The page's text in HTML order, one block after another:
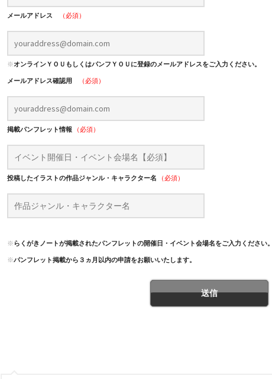
メールアドレス （必須）
※オンラインＹＯＵもしくはパンフＹＯＵに登録のメールアドレスをご入力ください。
メールアドレス確認用
（必須）
掲載パンフレット情報 （必須）
投稿したイラストの作品ジャンル・キャラクター名 （必須）
※ らくがきノートが掲載されたパンフレットの開催日・イベント会場名をご入力ください。
※パンフレット掲載から３ヵ月以内の申請をお願いいたします。